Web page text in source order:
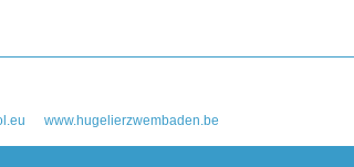
www.hugelierzwembaden.be